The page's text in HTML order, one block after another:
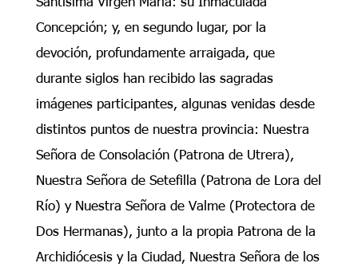
Concepción; y, en segundo lugar, por la
devoción, profundamente arraigada, que
durante siglos han recibido las sagradas
imágenes participantes, algunas venidas desde
distintos puntos de nuestra provincia: Nuestra
Señora de Consolación (Patrona de Utrera),
Nuestra Señora de Setefilla (Patrona de Lora del
Río) y Nuestra Señora de Valme (Protectora de
Dos Hermanas), junto a la propia Patrona de la
Archidiócesis y la Ciudad, Nuestra Señora de los